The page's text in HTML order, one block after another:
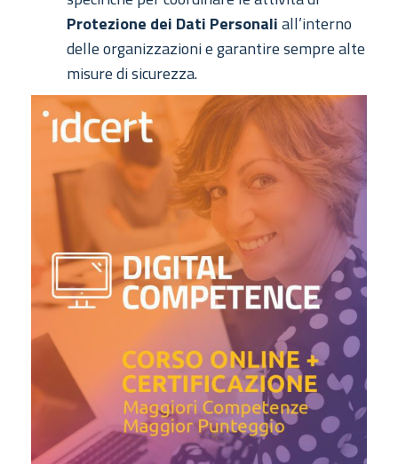
Protezione dei Dati Personaliall’interno
delle organizzazioni e garantire sempre alte
misure di sicurezza.